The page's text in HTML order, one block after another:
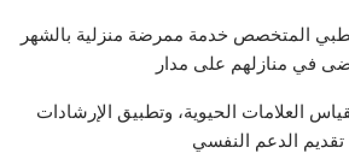
المتخصص خدمة ممرضة منزلية بالشهر
في منازلهم على مدار
العلامات الحيوية، وتطبيق الإرشادات
تقديم الدعم النفسي